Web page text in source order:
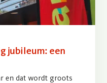
jubileum: een
en dat wordt groots